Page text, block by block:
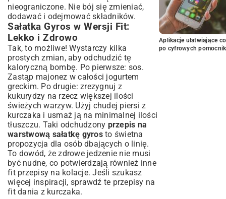
nieograniczone. Nie bój się zmieniać,
dodawać i odejmować składników.
Sałatka Gyros w Wersji Fit:
Lekko i Zdrowo
Tak, to możliwe! Wystarczy kilka
prostych zmian, aby odchudzić tę
kaloryczną bombę. Po pierwsze: sos.
Zastąp majonez w całości jogurtem
greckim. Po drugie: zrezygnuj z
kukurydzy na rzecz większej ilości
świeżych warzyw. Użyj chudej piersi z
kurczaka i usmaż ją na minimalnej ilości
tłuszczu. Taki odchudzony przepis na
warstwową sałatkę gyrosto świetna
propozycja dla osób dbających o linię.
To dowód, że zdrowe jedzenie nie musi
być nudne, co potwierdzają również inne
fit przepisy na kolacje. Jeśli szukasz
więcej inspiracji, sprawdź te przepisy na
fit dania z kurczaka.
Aplikacje ułatwiające
po cyfrowych